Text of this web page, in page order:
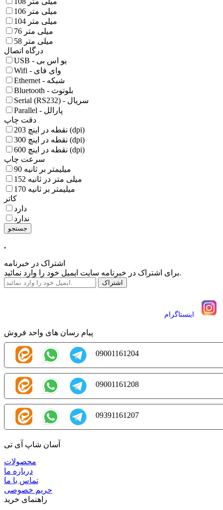
106 میلی متر
104 میلی متر
76 میلی متر
58 میلی متر
درگاه اتصال
USB - یو اس بی
Wifi - وای فای
Ethernet - شبکه
Bluetooth - بلوتوث
Serial (RS232) - سریال
Parallel - پارالل
دقت چاپ
203 نقطه در اینچ (dpi)
300 نقطه در اینچ (dpi)
600 نقطه در اینچ (dpi)
سرعت چاپ
90 میلیمتر بر ثانیه
152 میلی متر در ثانیه
170 میلیمتر بر ثانیه
کاتر
دارد
ندارد
.
اشتراک در خبرنامه
برای اشتراک در خبرنامه سایت ایمیل خود را وارد نمائید.
اينستاگرام
پیام رسان های واحد فروش
09001161204
09001161208
09391161207
آسان شاپ آی تی
محصولات
درباره ما
تماس با ما
حریم خصوصی
راهنمای خرید